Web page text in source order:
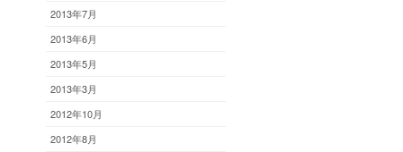
2013年7月
2013年6月
2013年5月
2013年3月
2012年10月
2012年8月